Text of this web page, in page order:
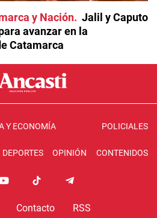
y Nación
Jalil y Caputo
avanzar en la
Catamarca
Y ECONOMÍA POLICIALES
DEPORTES OPINIÓN CONTENIDOS
Contacto RSS